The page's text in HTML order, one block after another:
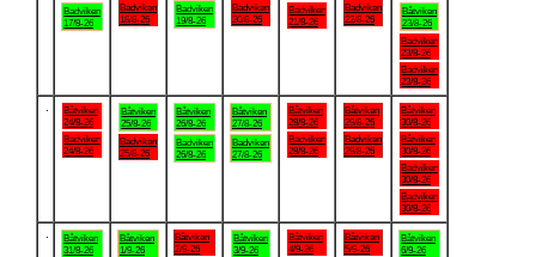
Badviken
17/8-26
Badviken
18/8-26
Badviken
19/8-26
Badviken
20/8-26
Badviken
21/8-26
Badviken
22/8-26
Båtviken
23/8-26
Badviken
23/8-26
Badviken
23/8-26
Båtviken
24/8-26
Badviken
24/8-26
Båtviken
25/8-26
Badviken
25/8-26
Båtviken
26/8-26
Badviken
26/8-26
Båtviken
27/8-26
Badviken
27/8-26
Båtviken
28/8-26
Badviken
28/8-26
Båtviken
29/8-26
Badviken
29/8-26
Båtviken
30/8-26
Båtviken
30/8-26
Badviken
30/8-26
Badviken
30/8-26
Båtviken
31/8-26
Båtviken
1/9-26
Båtviken
2/9-26
Båtviken
3/9-26
Båtviken
4/9-26
Båtviken
5/9-26
Båtviken
6/9-26